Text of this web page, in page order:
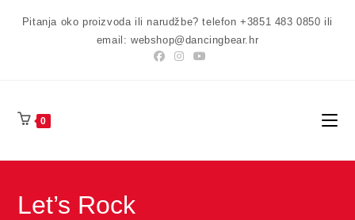
Pitanja oko proizvoda ili narudžbe? telefon +3851 483 0850 ili
email: webshop@dancingbear.hr
0
Let’s Rock